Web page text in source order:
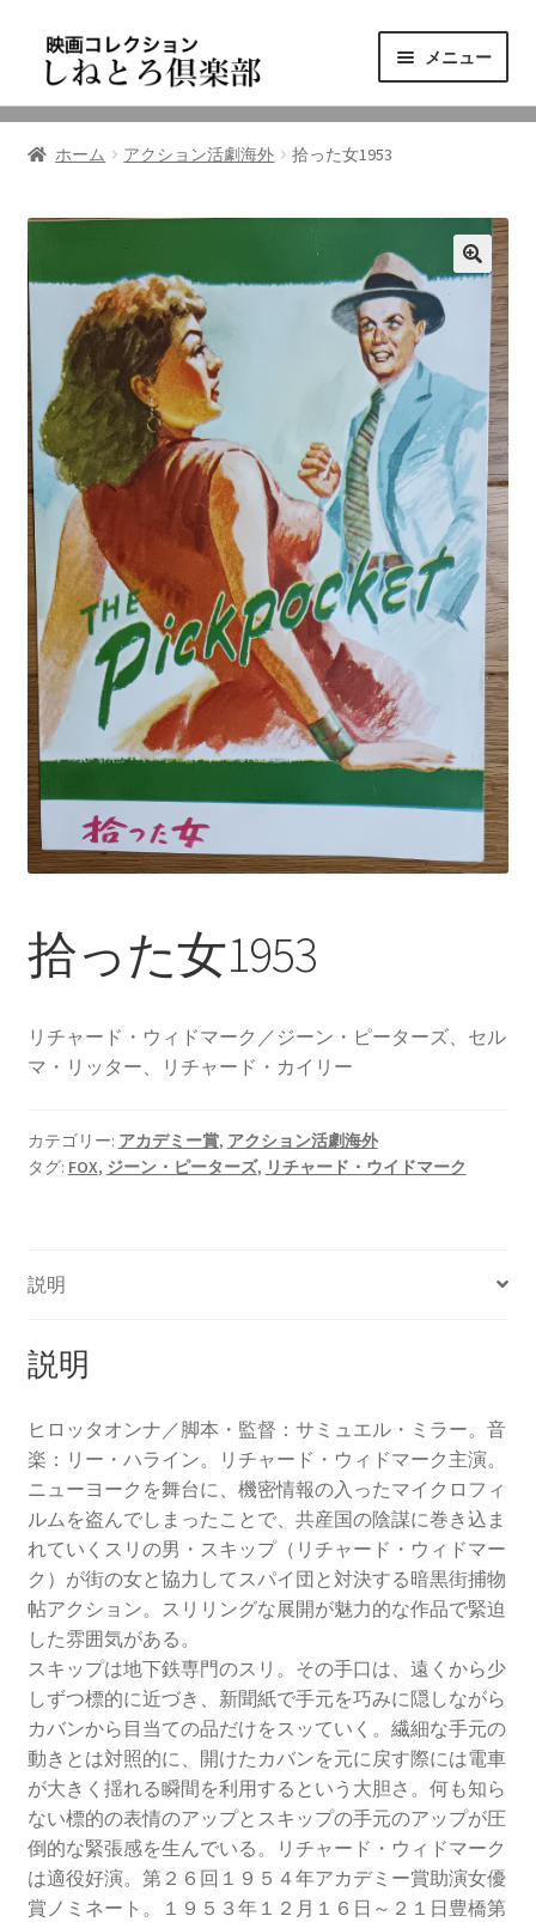
ゲ
シ
ン
へ
ス
キ
ッ
プ
テ
ツ
ス
キ
ッ
プ
メニュー
ニュース
東三河の映画館
しねとろ倶楽部について
リンクの旅
ホーム アクション活劇海外 拾った女1953
拾った女1953
リチャード・ウィドマーク／ジーン・ピーターズ、セル
マ・リッター、リチャード・カイリー
カテゴリー: アカデミー賞, アクション活劇海外
タグ: FOX, ジーン・ピーターズ, リチャード・ウイドマーク
説明
説明
ヒロッタオンナ／脚本・監督：サミュエル・ミラー。音
楽：リー・ハライン。リチャード・ウィドマーク主演。
ニューヨークを舞台に、機密情報の入ったマイクロフィ
ルムを盗んでしまったことで、共産国の陰謀に巻き込ま
れていくスリの男・スキップ（リチャード・ウィドマー
ク）が街の女と協力してスパイ団と対決する暗黒街捕物
帖アクション。スリリングな展開が魅力的な作品で緊迫
した雰囲気がある。
スキップは地下鉄専門のスリ。その手口は、遠くから少
しずつ標的に近づき、新聞紙で手元を巧みに隠しながら
カバンから目当ての品だけをスッていく。繊細な手元の
動きとは対照的に、開けたカバンを元に戻す際には電車
が大きく揺れる瞬間を利用するという大胆さ。何も知ら
ない標的の表情のアップとスキップの手元のアップが圧
倒的な緊張感を生んでいる。リチャード・ウィドマーク
は適役好演。第２６回１９５４年アカデミー賞助演女優
賞ノミネート。１９５３年１２月１６日～２１日豊橋第